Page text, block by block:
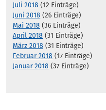
Juli 2018 (12 Einträge)
Juni 2018 (26 Einträge)
Mai 2018 (36 Einträge)
April 2018 (31 Einträge)
März 2018 (31 Einträge)
Februar 2018 (17 Einträge)
Januar 2018 (37 Einträge)